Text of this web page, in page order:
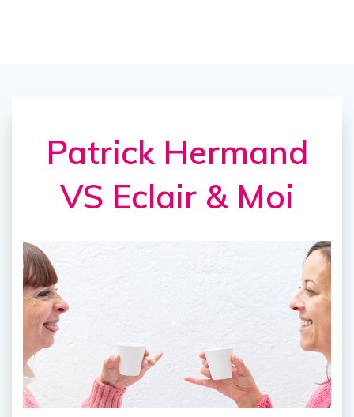
Patrick Hermand
VS Eclair & Moi